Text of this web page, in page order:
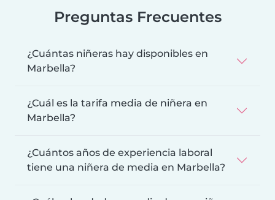
Preguntas Frecuentes
¿Cuántas niñeras hay disponibles en
Marbella?
¿Cuál es la tarifa media de niñera en
Marbella?
¿Cuántos años de experiencia laboral
tiene una niñera de media en Marbella?